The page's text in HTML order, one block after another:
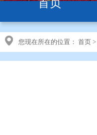
首页
您现在所在的位置： 首页 >